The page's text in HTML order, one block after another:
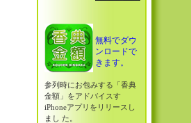
無料でダウ
ンロードで
きます。
参列時にお包みする「香典
金額」をアドバイスす
iPhoneアプリをリリースし
まし た。